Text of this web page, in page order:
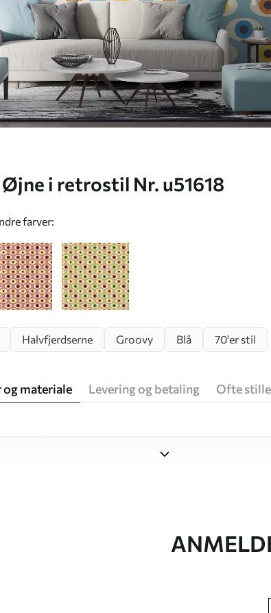
i retrostil Nr. u51618
farver:
Halvfjerdserne Groovy Blå 70'er stil
materiale Levering og betaling Ofte